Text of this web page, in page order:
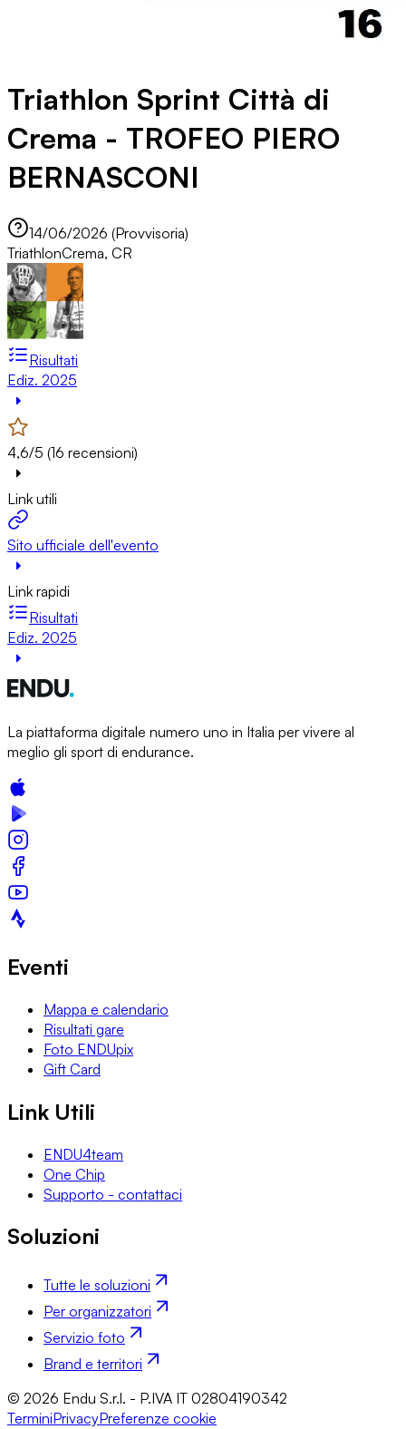
Triathlon Sprint Città di
Crema - TROFEO PIERO
BERNASCONI
14/06/2026 (Provvisoria)
TriathlonCrema, CR
Risultati
Ediz. 2025
4,6/5 (16 recensioni)
Link utili
Sito ufficiale dell'evento
Link rapidi
Risultati
Ediz. 2025
La piattaforma digitale numero uno in Italia per vivere al
meglio gli sport di endurance.
Eventi
Mappa e calendario
Risultati gare
Foto ENDUpix
Gift Card
Link Utili
ENDU4team
One Chip
Supporto - contattaci
Soluzioni
Tutte le soluzioni
Per organizzatori
Servizio foto
Brand e territori
© 2026 Endu S.r.l. - P.IVA IT 02804190342
TerminiPrivacyPreferenze cookie